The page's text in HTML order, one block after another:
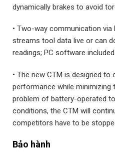
dynamically brakes to avoid
• Two-way communication
streams tool data live or can
readings; PC software included
• The new CTM is designed
performance while minimizing
problem of battery-operated
conditions, the CTM will
competitors have to be
Bảo hành